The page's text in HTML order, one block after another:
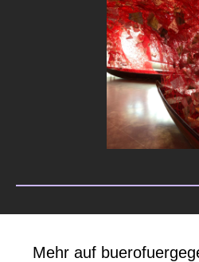
Mehr auf